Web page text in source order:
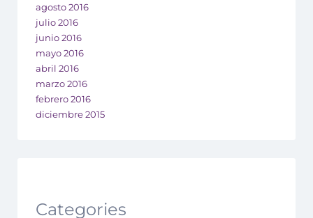
agosto 2016
julio 2016
junio 2016
mayo 2016
abril 2016
marzo 2016
febrero 2016
diciembre 2015
Categories